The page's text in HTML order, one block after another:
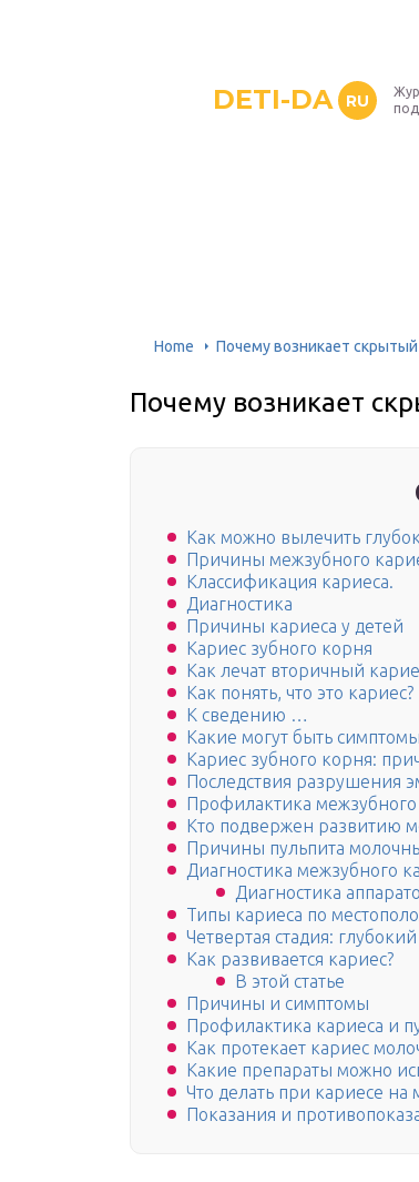
DETI-DA RU
Home Почему возникает
Почему возникает
Как можно вылечить
Причины межзубного
Классификация кариеса.
Диагностика
Причины кариеса у детей
Кариес зубного корня
Как лечат вторичный
Как понять, что это кариес?
К сведению …
Какие могут быть
Кариес зубного корня:
Последствия разрушения
Профилактика межзубного
Кто подвержен развитию
Причины пульпита
Диагностика межзубного
Диагностика
Типы кариеса по
Четвертая стадия:
Как развивается кариес?
В этой статье
Причины и симптомы
Профилактика кариеса и
Как протекает кариес
Какие препараты можно
Что делать при кариесе на
Показания и